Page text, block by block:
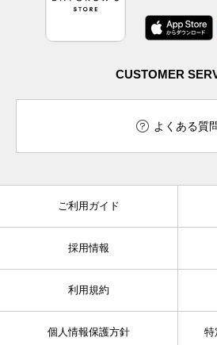
CUSTOMER
よくある質
ご利用ガイド
採用情報
利用規約
個人情報保護方針 特